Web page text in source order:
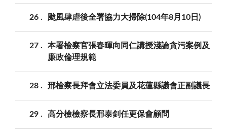
26 颱風肆虐後全署協力大掃除(104年8月10日)
27
本署檢察官張春暉向同仁講授淺論貪污案例及
廉政倫理規範
28 邢檢察長拜會立法委員及花蓮縣議會正副議長
29 高分檢檢察長邢泰釗任更保會顧問